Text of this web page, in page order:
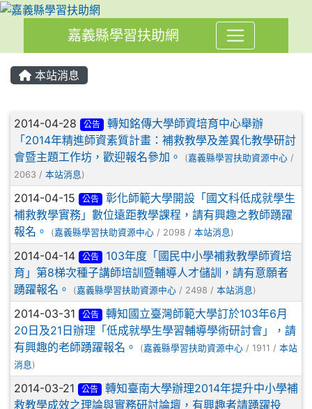
嘉義縣學習扶助網
本站消息
文章列表
2014-04-28 公告
轉知銘傳大學師資培育中心舉辦
「2014年精進師資素質計畫：補救教學及差異化教學研討
會暨主題工作坊，歡迎報名參加。
(嘉義縣學習扶助資源中心 /
2063 / 本站消息 )
2014-04-15 公告
彰化師範大學開設「國文科低成就學生
補救教學實務」數位遠距教學課程，請有興趣之教師踴躍
報名。
(嘉義縣學習扶助資源中心 / 2098 / 本站消息 )
2014-04-14 公告
103年度「國民中小學補救教學師資培
育」第8梯次種子講師培訓暨輔導人才儲訓，請有意願者
踴躍報名。
(嘉義縣學習扶助資源中心 / 2498 / 本站消息 )
2014-03-31 公告
轉知國立臺灣師範大學訂於103年6月
20日及21日辦理「低成就學生學習輔導學術研討會」，請
有興趣的老師踴躍報名。
(嘉義縣學習扶助資源中心 / 1911 / 本站
消息 )
2014-03-21 公告
轉知臺南大學辦理2014年提升中小學補
救教學成效之理論與實務研討論壇，有興趣者請踴躍投